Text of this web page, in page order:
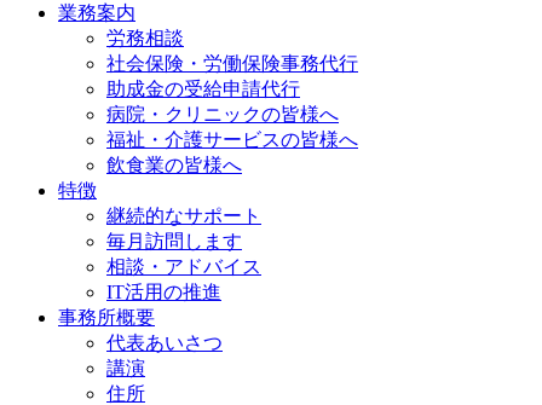
業務案内
労務相談
社会保険・労働保険事務代行
助成金の受給申請代行
病院・クリニックの皆様へ
福祉・介護サービスの皆様へ
飲食業の皆様へ
特徴
継続的なサポート
毎月訪問します
相談・アドバイス
IT活用の推進
事務所概要
代表あいさつ
講演
住所